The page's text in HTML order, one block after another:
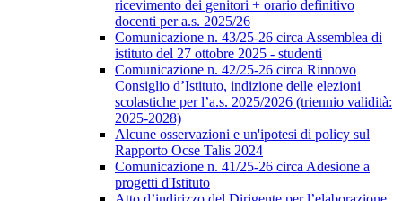
ricevimento dei genitori + orario definitivo
docenti per a.s. 2025/26
Comunicazione n. 43/25-26 circa Assemblea di
istituto del 27 ottobre 2025 - studenti
Comunicazione n. 42/25-26 circa Rinnovo
Consiglio d’Istituto, indizione delle elezioni
scolastiche per l’a.s. 2025/2026 (triennio validità:
2025-2028)
Alcune osservazioni e un'ipotesi di policy sul
Rapporto Ocse Talis 2024
Comunicazione n. 41/25-26 circa Adesione a
progetti d'Istituto